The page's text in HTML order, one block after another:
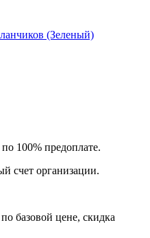
(Зеленый)
100% предоплате.
счет организации.
базовой цене, скидка